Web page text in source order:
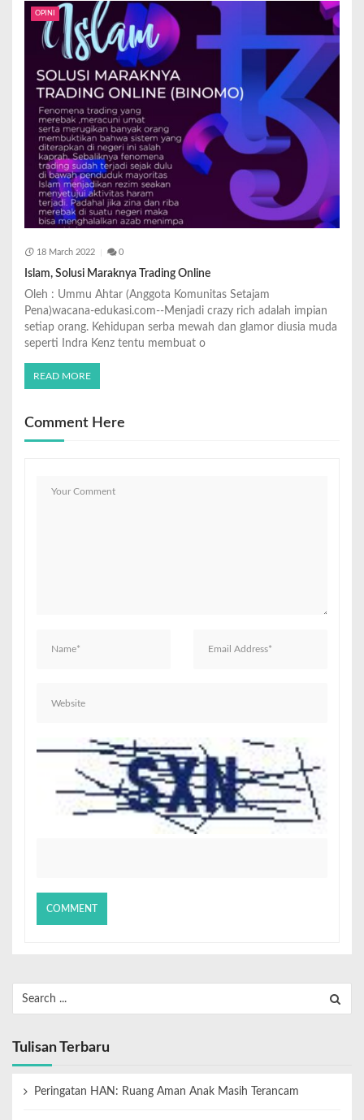
OPINI
18 March 2022 0
Islam, Solusi Maraknya Trading Online
Oleh : Ummu Ahtar (Anggota Komunitas Setajam
Pena)wacana-edukasi.com--Menjadi crazy rich adalah impian
setiap orang. Kehidupan serba mewah dan glamor diusia muda
seperti Indra Kenz tentu membuat o
READ MORE
Comment Here
Tulisan Terbaru
Peringatan HAN: Ruang Aman Anak Masih Terancam